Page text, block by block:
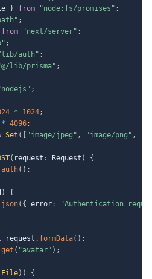
} from "node:fs/promises" ;
;
from "next/server" ;
;
lib/auth" ;
lib/prisma" ;
;
* 1024;
* 4096;
Set ( "image/jpeg" , "image/png" ,
( request : Request )
{
auth( ) ;
)
{
json( { error :
"Authentication
request . formData( ) ;
get ( "avatar" ) ;
File) )
{